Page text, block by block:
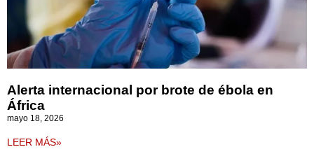
Alerta internacional por brote de ébola en
África
mayo 18, 2026
LEER MÁS»